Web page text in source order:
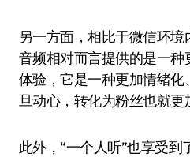
另一方面，相比于微信环境
音频相对而言提供的是一
体验，它是一种更加情绪
旦动心，转化为粉丝也就更
此外，“一个人听”也享受到